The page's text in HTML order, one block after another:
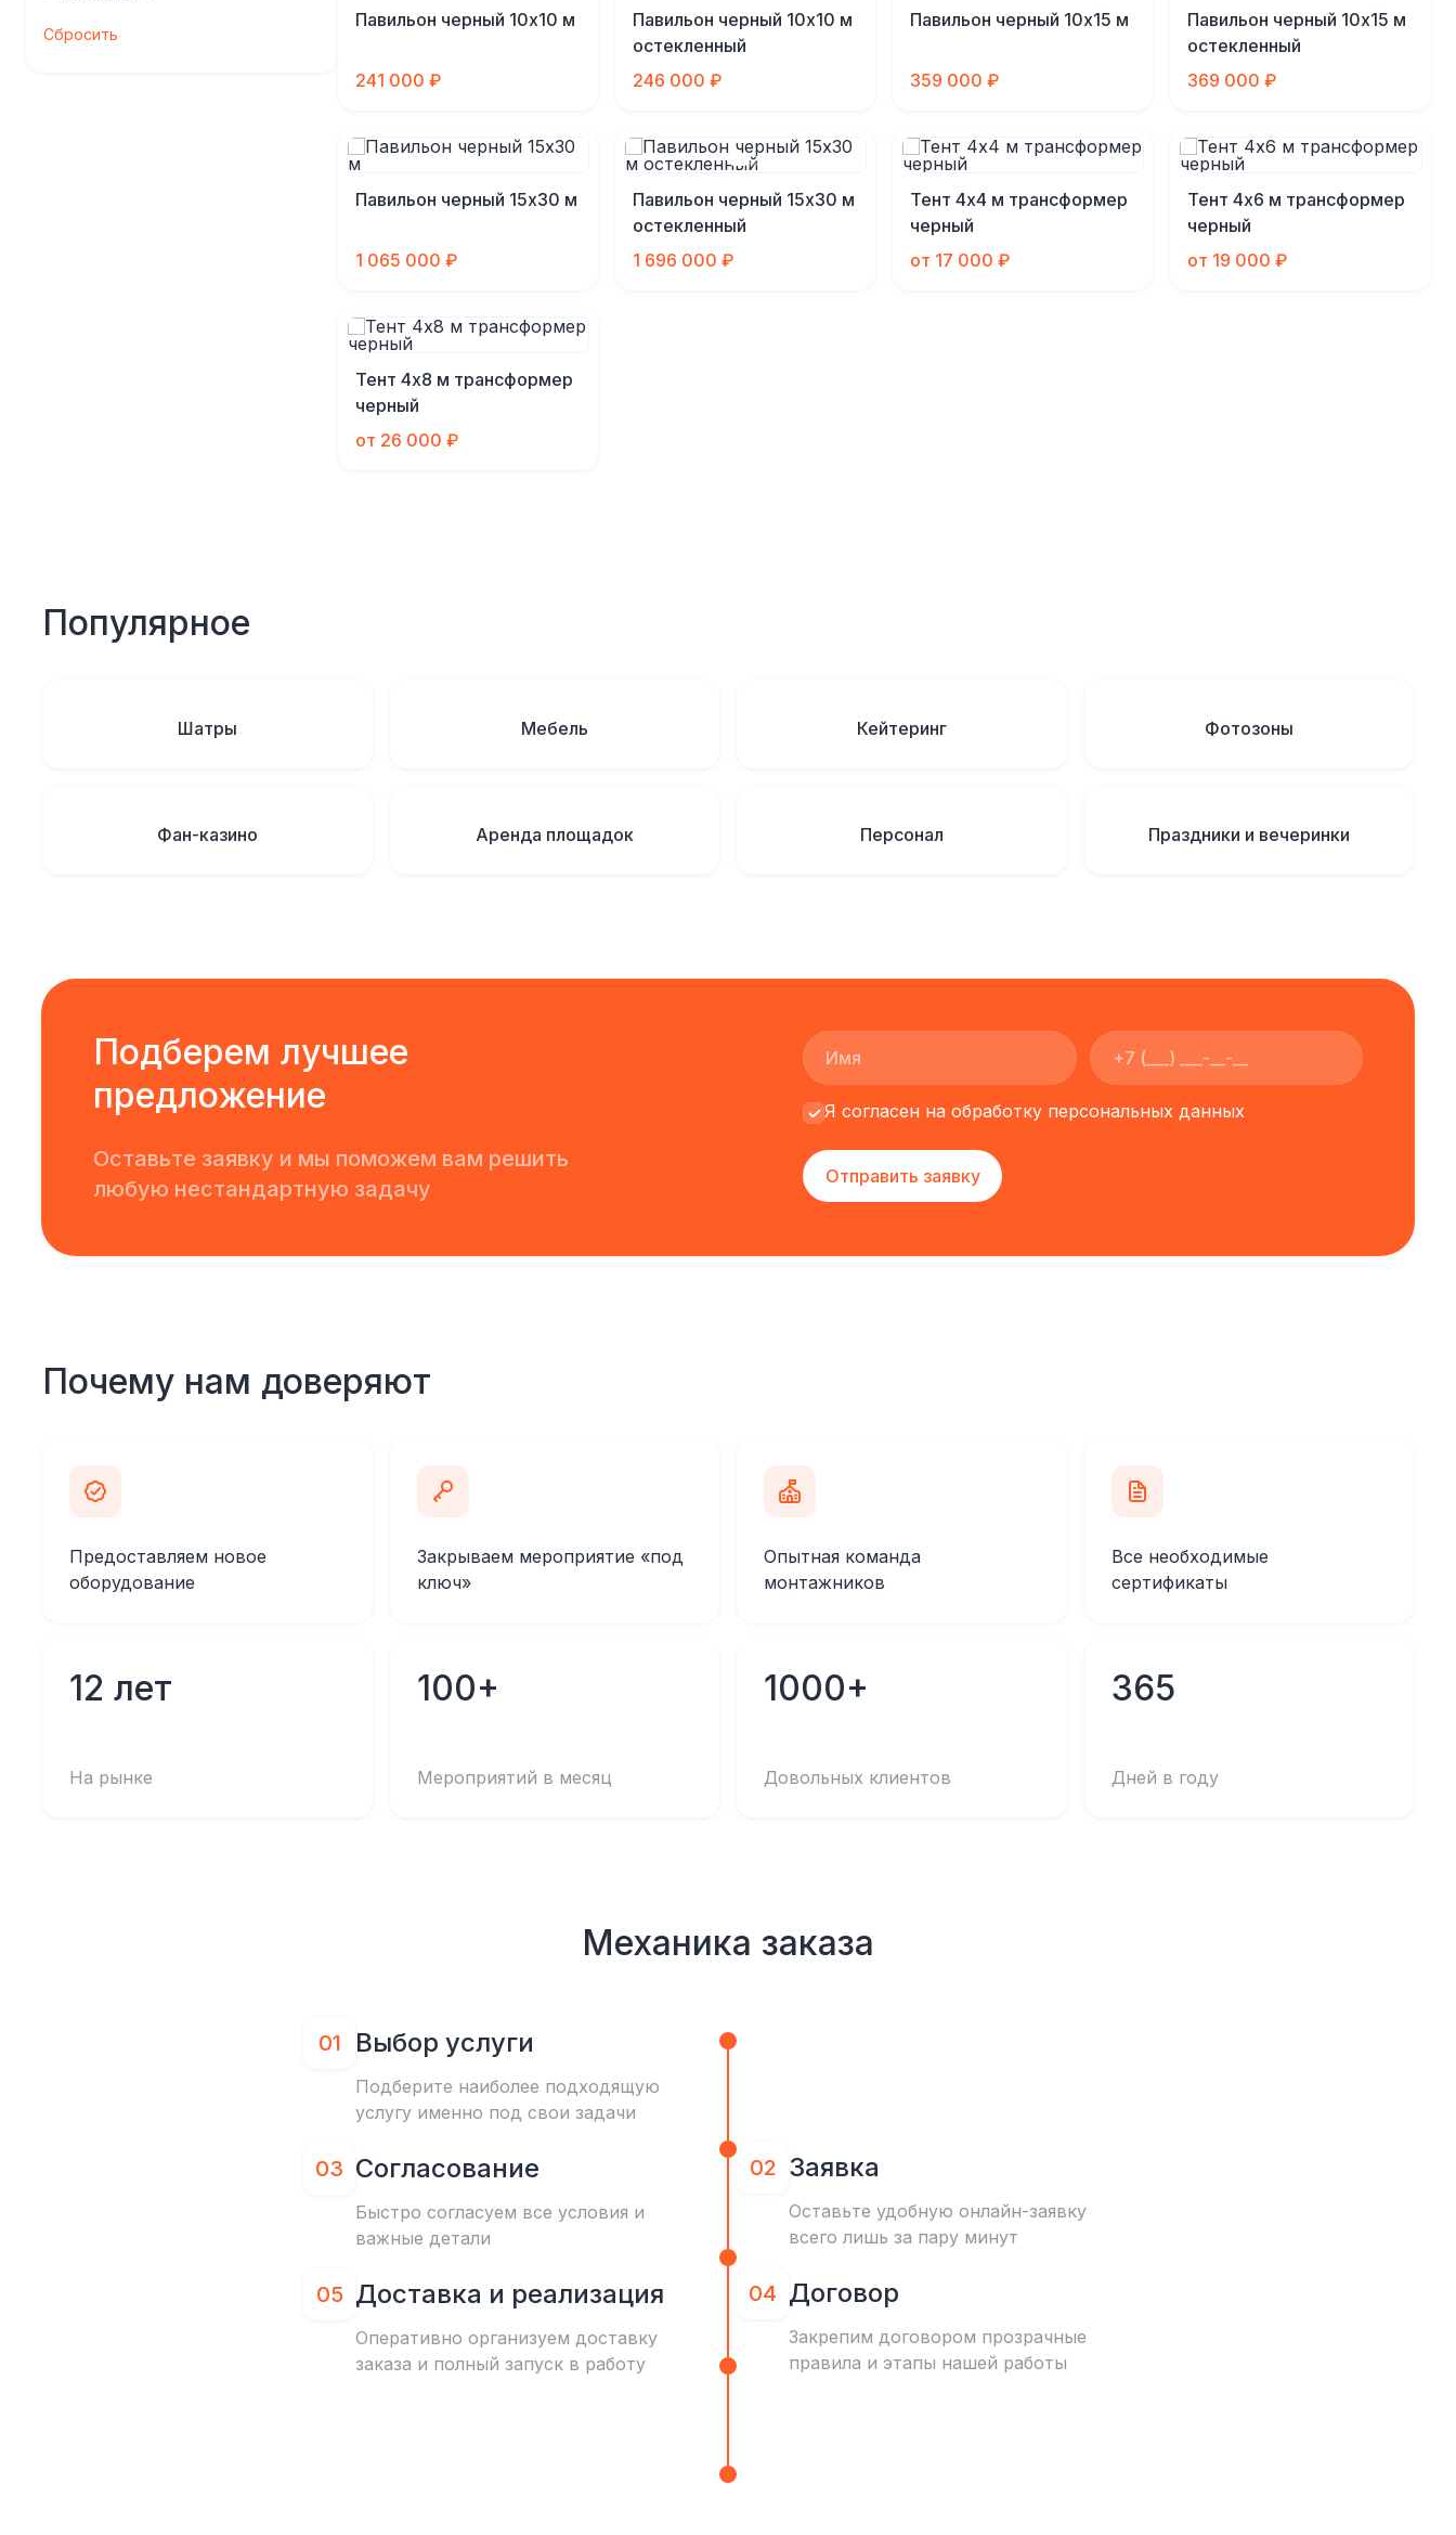
Сбросить
Павильон черный 10х10 м
241 000 ₽
Павильон черный 10х10 м
остекленный
246 000 ₽
Павильон черный 10х15 м
359 000 ₽
Павильон черный 10х15 м
остекленный
369 000 ₽
Павильон черный 15х30 м
1 065 000 ₽
Павильон черный 15х30 м
остекленный
1 696 000 ₽
Тент 4х4 м трансформер
черный
от 17 000 ₽
Тент 4х6 м трансформер
черный
от 19 000 ₽
Тент 4х8 м трансформер
черный
от 26 000 ₽
Популярное
Шатры Мебель Кейтеринг Фотозоны
Фан-казино Аренда площадок Персонал Праздники и вечеринки
Подберем лучшее
предложение
Оставьте заявку и мы поможем вам решить
любую нестандартную задачу
Я согласен на обработку персональных данных
Отправить заявку
Почему нам доверяют
Предоставляем новое
оборудование
Закрываем мероприятие «под
ключ»
Опытная команда
монтажников
Все необходимые
сертификаты
12 лет
На рынке
100+
Мероприятий в месяц
1000+
Довольных клиентов
365
Дней в году
Механика заказа
01 Выбор услуги
Подберите наиболее подходящую
услугу именно под свои задачи
03 Согласование
Быстро согласуем все условия и
важные детали
05 Доставка и реализация
Оперативно организуем доставку
заказа и полный запуск в работу
02 Заявка
Оставьте удобную онлайн-заявку
всего лишь за пару минут
04 Договор
Закрепим договором прозрачные
правила и этапы нашей работы